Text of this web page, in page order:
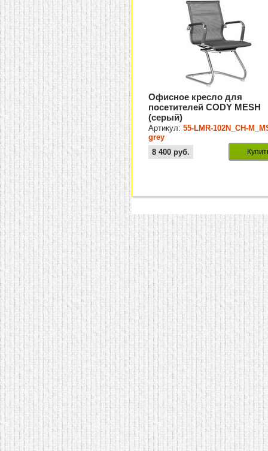
Офисное кресло для
посетителей CODY MESH
(серый)
Артикул:55-LMR-102N_CH-
grey
8 400 руб.